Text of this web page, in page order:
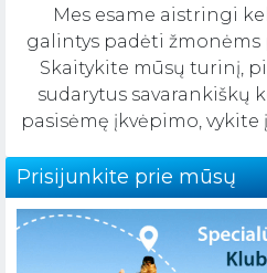
Mes esame aistringi
galintys padėti žmonėms
Skaitykite mūsų turinį,
sudarytus savarankiškų
pasisėmę įkvėpimo, vykite
Prisijunkite prie mūsų